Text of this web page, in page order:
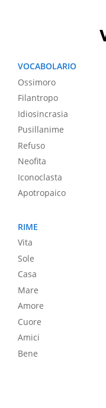
VOCABOLARIO
Ossimoro
Filantropo
Idiosincrasia
Pusillanime
Refuso
Neofita
Iconoclasta
Apotropaico
RIME
Vita
Sole
Casa
Mare
Amore
Cuore
Amici
Bene